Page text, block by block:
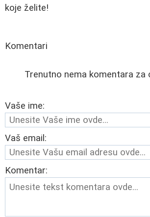
koje želite!
Komentari
Trenutno nema komentara za
Vaše ime:
Vaš email:
Komentar: